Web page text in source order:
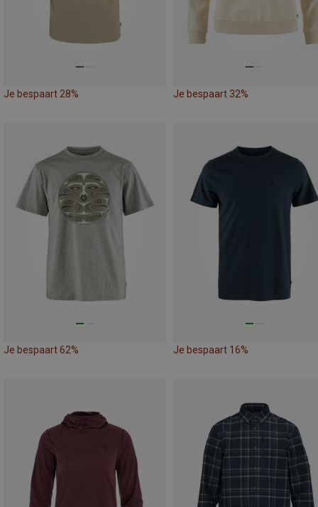
Je bespaart 28% Je bespaart 32%
Je bespaart 62% Je bespaart 16%